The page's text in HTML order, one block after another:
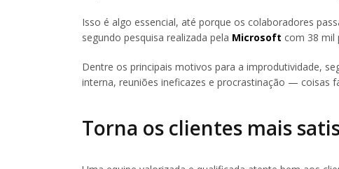
Isso é algo essencial, até porque os colaboradores
segundo pesquisa realizada pela Microsoft com 38 mil
Dentre os principais motivos para a improdutividade,
interna, reuniões ineficazes e procrastinação — coisas
Torna os clientes mais